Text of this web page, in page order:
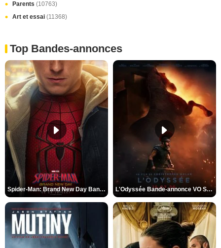
Parents (10763)
Art et essai (11368)
Top Bandes-annonces
Spider-Man: Brand New Day Bande-annonce VO STFR L'Odyssée Bande-annonce VO STFR